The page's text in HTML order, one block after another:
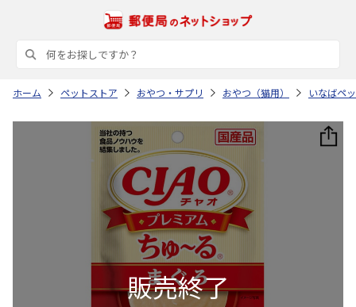
ホーム ペットストア おやつ・サプリ おやつ（猫用） いなばペ